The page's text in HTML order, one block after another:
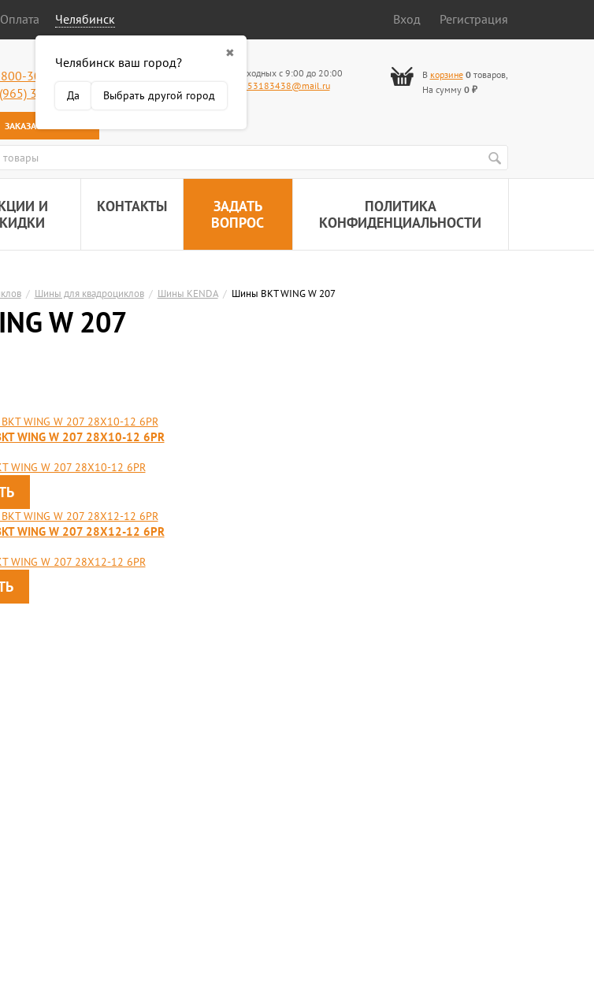
Оплата Челябинск
✖
Челябинск ваш город?
Да Выбрать другой город
Вход Регистрация
301-50-58
318-34-38
ЗАКАЗАТЬ ЗВОНОК
Работаем без выходных с 9:00 до 20:00
89653183438@mail.ru
В корзине 0товаров,
На сумму 0 ₽
И
КОНТАКТЫ
ЗАДАТЬ
ВОПРОС
ПОЛИТИКА
КОНФИДЕНЦИАЛЬНОСТИ
/ Шины для квадроциклов / Шины KENDA / Шины BKT WING W 207
W 207
WING W 207 28X10-12 6PR
WING W 207 28X10-12 6PR
WING W 207 28X12-12 6PR
WING W 207 28X12-12 6PR